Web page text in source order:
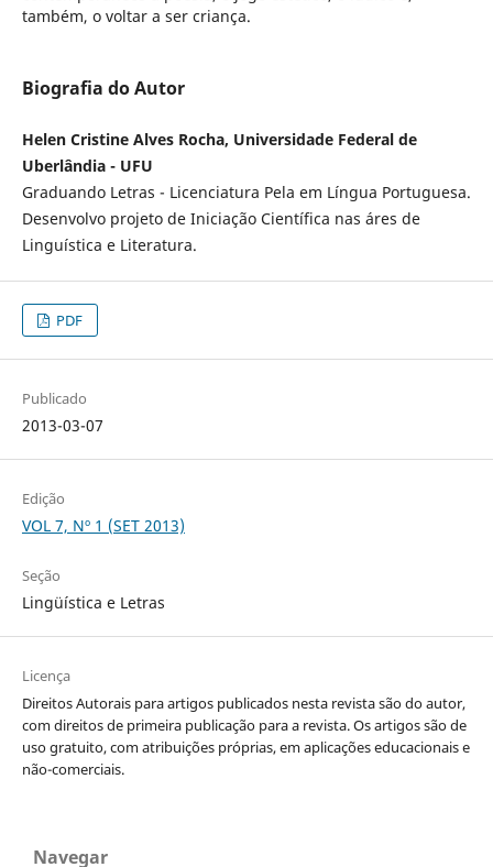
também, o voltar a ser criança.
Biografia do Autor
Helen Cristine Alves Rocha, Universidade Federal de
Uberlândia - UFU
Graduando Letras - Licenciatura Pela em Língua Portuguesa.
Desenvolvo projeto de Iniciação Científica nas áres de
Linguística e Literatura.
PDF
Publicado
2013-03-07
Edição
VOL 7, Nº 1 (SET 2013)
Seção
Lingüística e Letras
Licença
Direitos Autorais para artigos publicados nesta revista são do autor,
com direitos de primeira publicação para a revista. Os artigos são de
uso gratuito, com atribuições próprias, em aplicações educacionais e
não-comerciais.
Navegar